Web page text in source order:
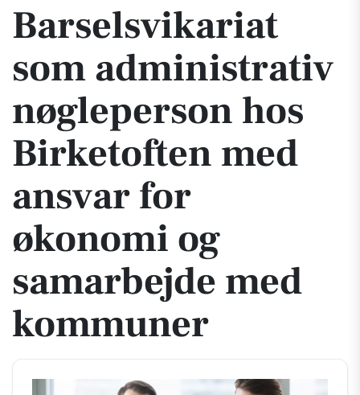
Barselsvikariat
som administrativ
nøgleperson hos
Birketoften med
ansvar for
økonomi og
samarbejde med
kommuner